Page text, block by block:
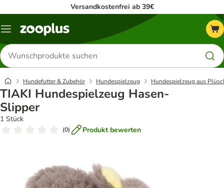
Versandkostenfrei ab 39€
Menü
Produkte
suchen
Hundefutter & Zubehör Hundespielzeug Hundespielzeug aus
TIAKI Hundespielzeug Hasen-
Slipper
1 Stück
(0) Produkt bewerten